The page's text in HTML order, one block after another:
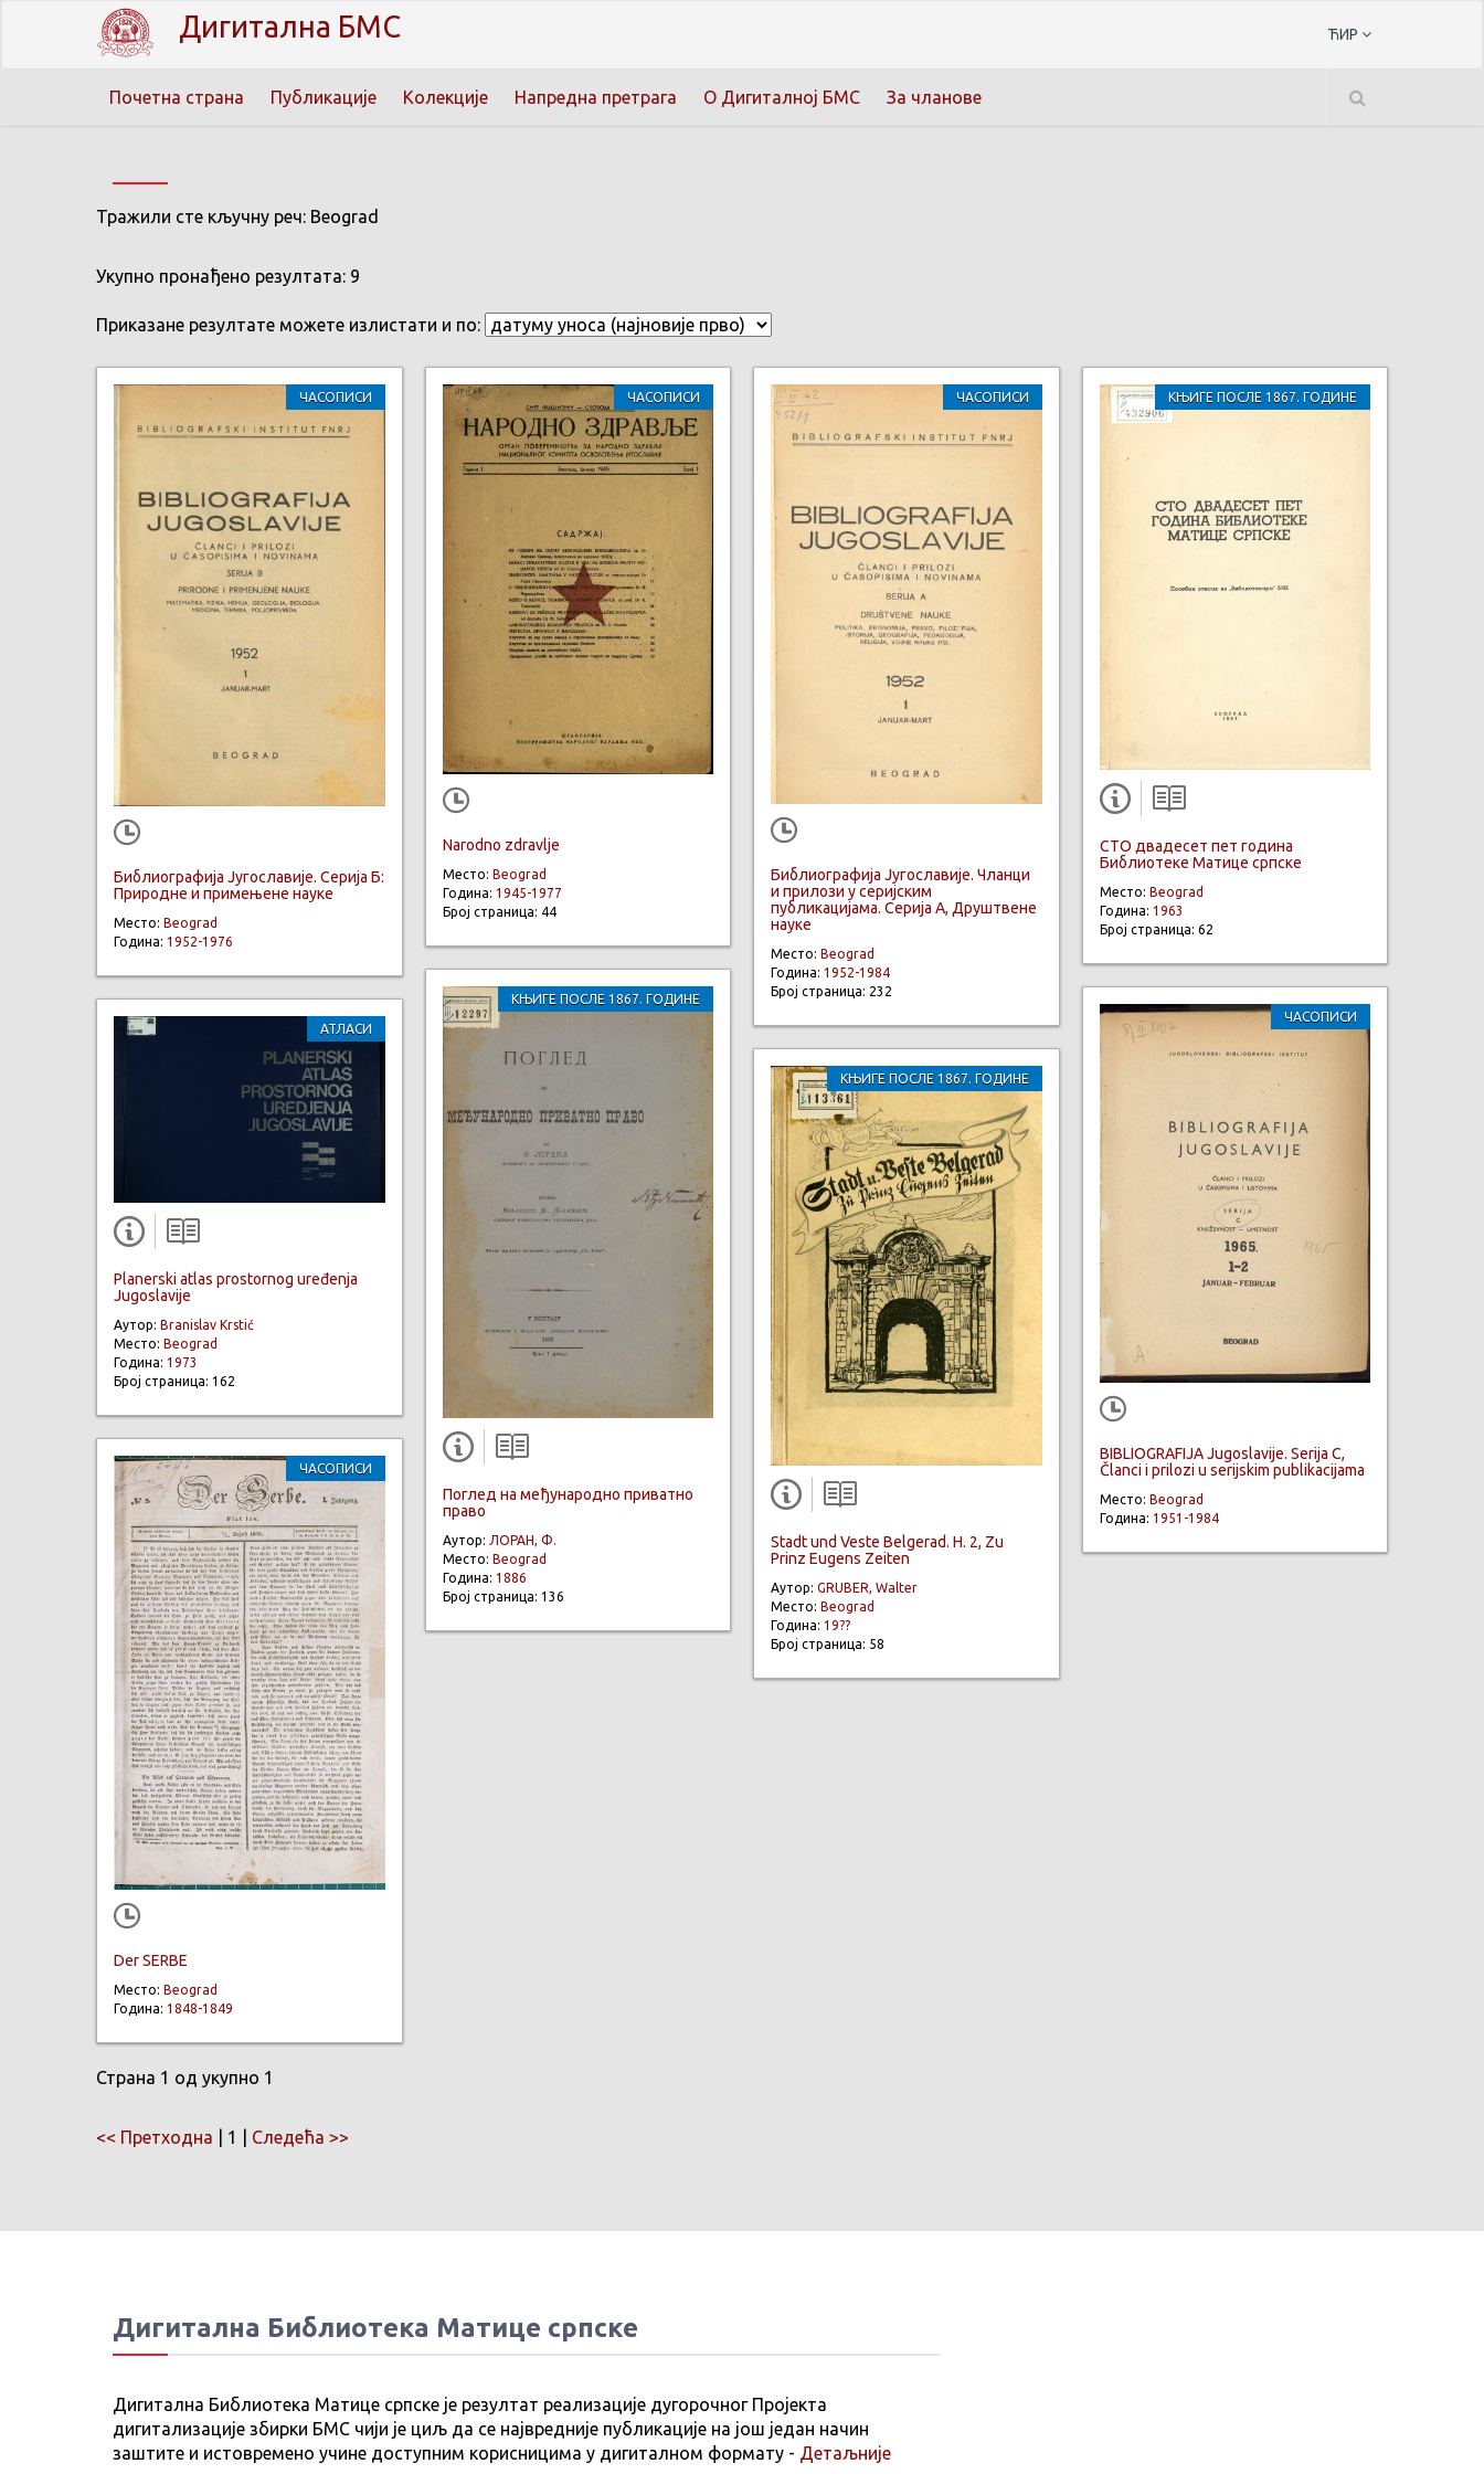
Дигитална БМС ЋИР
Почетна страна Публикације Колекције Напредна претрага О Дигиталној БМС За чланове
Тражили сте кључну реч: Beograd
Укупно пронађено резултата: 9
Приказане резултате можете излистати и по:
ЧАСОПИСИ
Библиографија Југославије. Серија Б:
Природне и примењене науке
Место: Beograd
Година: 1952-1976
АТЛАСИ
Planerski atlas prostornog uređenja
Jugoslavije
Аутор: Branislav Krstić
Место: Beograd
Година: 1973
Број страница: 162
ЧАСОПИСИ
Der SERBE
Место: Beograd
Година: 1848-1849
ЧАСОПИСИ
Narodno zdravlje
Место: Beograd
Година: 1945-1977
Број страница: 44
КЊИГЕ ПОСЛЕ 1867. ГОДИНЕ
Поглед на међународно приватно
право
Аутор: ЛОРАН, Ф.
Место: Beograd
Година: 1886
Број страница: 136
ЧАСОПИСИ
Библиографија Југославије. Чланци
и прилози у серијским
публикацијама. Серија А, Друштвене
науке
Место: Beograd
Година: 1952-1984
Број страница: 232
КЊИГЕ ПОСЛЕ 1867. ГОДИНЕ
Stadt und Veste Belgerad. H. 2, Zu
Prinz Eugens Zeiten
Аутор: GRUBER, Walter
Место: Beograd
Година: 19??
Број страница: 58
КЊИГЕ ПОСЛЕ 1867. ГОДИНЕ
СТО двадесет пет година
Библиотеке Матице српске
Место: Beograd
Година: 1963
Број страница: 62
ЧАСОПИСИ
BIBLIOGRAFIJA Jugoslavije. Serija C,
Članci i prilozi u serijskim publikacijama
Место: Beograd
Година: 1951-1984
Страна 1 од укупно 1
<< Претходна | 1 | Следећа >>
Дигитална Библиотека Матице српске
Дигитална Библиотека Матице српске је резултат реализације дугорочног Пројекта
дигитализације збирки БМС чији је циљ да се највредније публикације на још један начин
заштите и истовремено учине доступним корисницима у дигиталном формату - Детаљније